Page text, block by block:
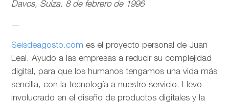
Davos, Suiza. 8 de febrero de 1996
—
Seisdeagosto.com es el proyecto personal de Juan
Leal. Ayudo a las empresas a reducir su complejidad
digital, para que los humanos tengamos una vida más
sencilla, con la tecnología a nuestro servicio. Llevo
involucrado en el diseño de productos digitales y la